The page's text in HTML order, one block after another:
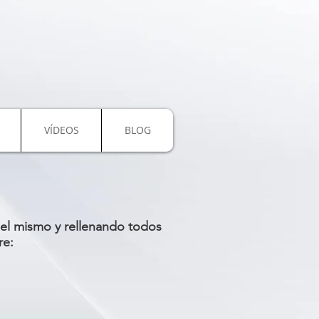
VÍDEOS BLOG
mismo y rellenando todos